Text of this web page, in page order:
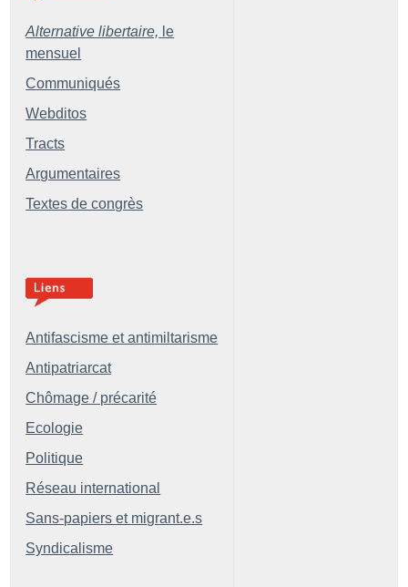
Alternative libertaire, le
mensuel
Communiqués
Webditos
Tracts
Argumentaires
Textes de congrès
Antifascisme et antimiltarisme
Antipatriarcat
Chômage / précarité
Ecologie
Politique
Réseau international
Sans-papiers et migrant.e.s
Syndicalisme